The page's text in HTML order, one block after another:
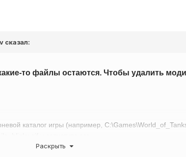
сказал:
то файлы остаются. Чтобы удалить
каталог игры (например,
проблемы.Раскрыть